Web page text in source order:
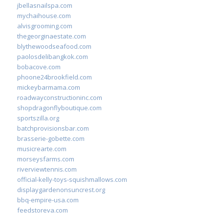
jbellasnailspa.com
mychaihouse.com
alvisgrooming.com
thegeorginaestate.com
blythewoodseafood.com
paolosdelibangkok.com
bobacove.com
phoone24brookfield.com
mickeybarmama.com
roadwayconstructioninc.com
shopdragonflyboutique.com
sportszilla.org
batchprovisionsbar.com
brasserie-gobette.com
musicrearte.com
morseysfarms.com
riverviewtennis.com
official-kelly-toys-squishmallows.com
displaygardenonsuncrest.org
bbq-empire-usa.com
feedstoreva.com